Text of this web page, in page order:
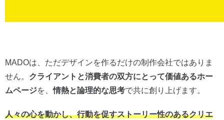
MADOは、ただデザインを作るだけの制作会社ではありま
せん。 クライアントと消費者の双方にとって価値あるホー
ムページを、情熱と論理的な思考で共に創り上げます。
人々の心を動かし、行動を促すストーリー性のあるクリエ